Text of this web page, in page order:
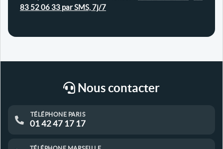
83 52 06 33 par SMS, 7j/7
Nous contacter
TÉLÉPHONE PARIS
01 42 47 17 17